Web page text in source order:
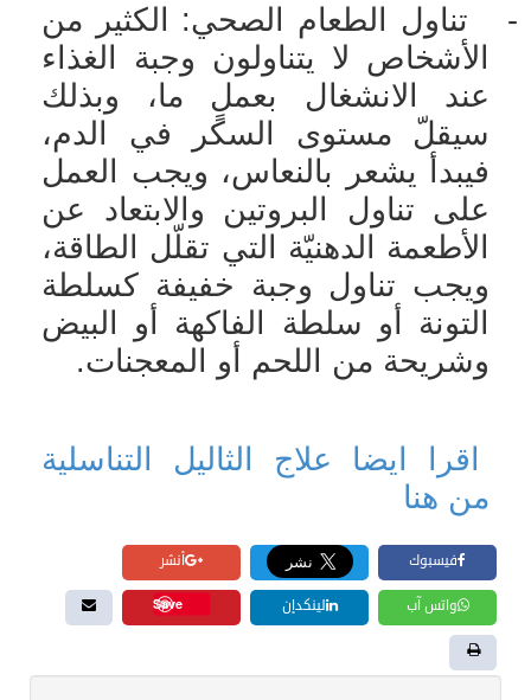
-
تناول الطعام الصحي: الكثير من
الأشخاص لا يتناولون وجبة الغذاء
عند الانشغال بعملٍ ما، وبذلك
سيقلّ مستوى السكر في الدم،
فيبدأ يشعر بالنعاس، ويجب العمل
على تناول البروتين والابتعاد عن
الأطعمة الدهنيّة التي تقلّل الطاقة،
ويجب تناول وجبة خفيفة كسلطة
التونة أو سلطة الفاكهة أو البيض
وشريحة من اللحم أو المعجنات.
اقرا ايضا علاج الثاليل التناسلية
من هنا
فيسبوك أنشر
واتس آب لينكدإن Save